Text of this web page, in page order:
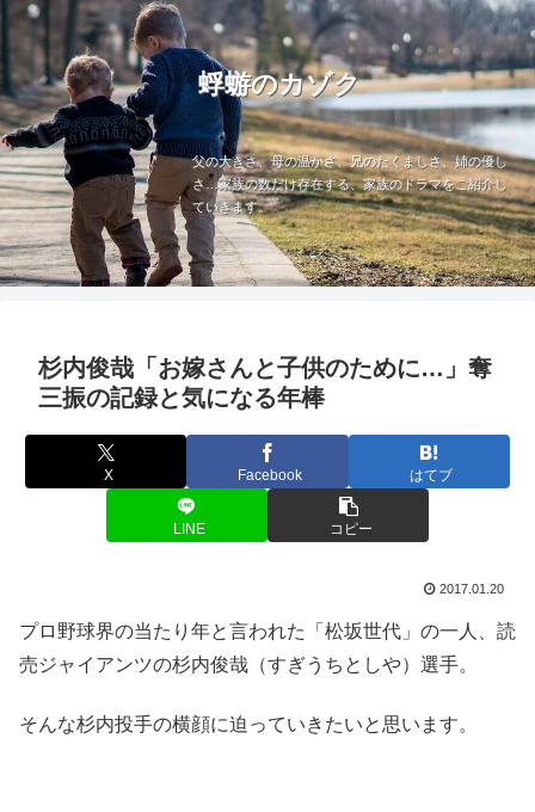
蜉蝣のカゾク
父の大きさ、母の温かさ、兄のたくましさ、姉の優し
さ…家族の数だけ存在する、家族のドラマをご紹介し
ていきます。
杉内俊哉「お嫁さんと子供のために…」奪
三振の記録と気になる年棒
X Facebook はてブ
LINE コピー
2017.01.20
プロ野球界の当たり年と言われた「松坂世代」の一人、読
売ジャイアンツの杉内俊哉（すぎうちとしや）選手。
そんな杉内投手の横顔に迫っていきたいと思います。